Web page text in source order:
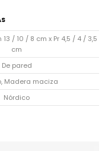
13 / 10 / 8 cm x Pr 4,5 / 4 / 3,5
cm
De pared
Madera maciza
Nórdico